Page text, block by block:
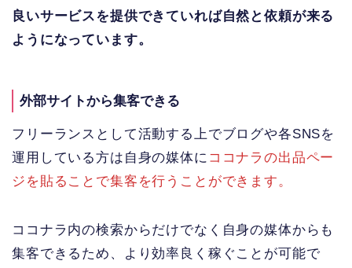
良いサービスを提供できていれば自然と依頼が来る
ようになっています。
外部サイトから集客できる
フリーランスとして活動する上でブログや各SNSを
運用している方は自身の媒体に ココナラの出品ペー
ジを貼ることで集客を行うことができます。
ココナラ内の検索からだけでなく自身の媒体からも
集客できるため、より効率良く稼ぐことが可能で